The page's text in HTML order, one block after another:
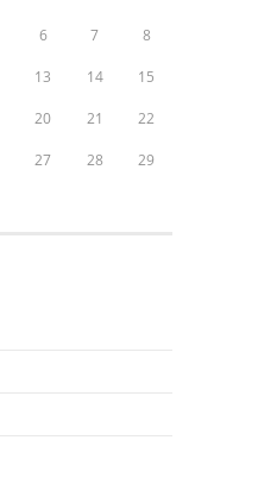
6 7 8
13 14 15
20 21 22
27 28 29